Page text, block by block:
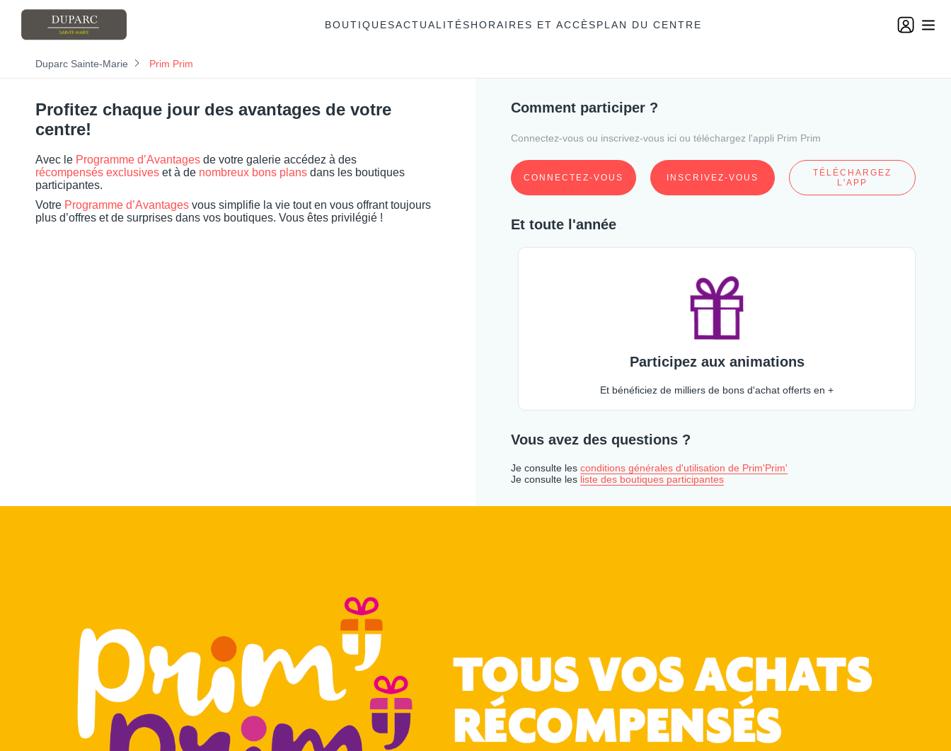
BOUTIQUESACTUALITÉSHORAIRES ET ACCÈSPLAN DU CENTRE
Duparc Sainte-Marie Prim Prim
Profitez chaque jour des avantages de votre
centre!
Avec le Programme d’Avantages de votre galerie accédez à des
récompensés exclusives et à de nombreux bons plans dans les boutiques
participantes.
Votre Programme d’Avantages vous simplifie la vie tout en vous offrant toujours
plus d’offres et de surprises dans vos boutiques. Vous êtes privilégié !
Comment participer ?
Connectez-vous ou inscrivez-vous ici ou téléchargez l'appli Prim Prim
CONNECTEZ-VOUS INSCRIVEZ-VOUS
TÉLÉCHARGEZ
L'APP
Et toute l'année
Participez aux animations
Et bénéficiez de milliers de bons d'achat offerts en +
Vous avez des questions ?
Je consulte les conditions générales d'utilisation de Prim'Prim'
Je consulte les liste des boutiques participantes